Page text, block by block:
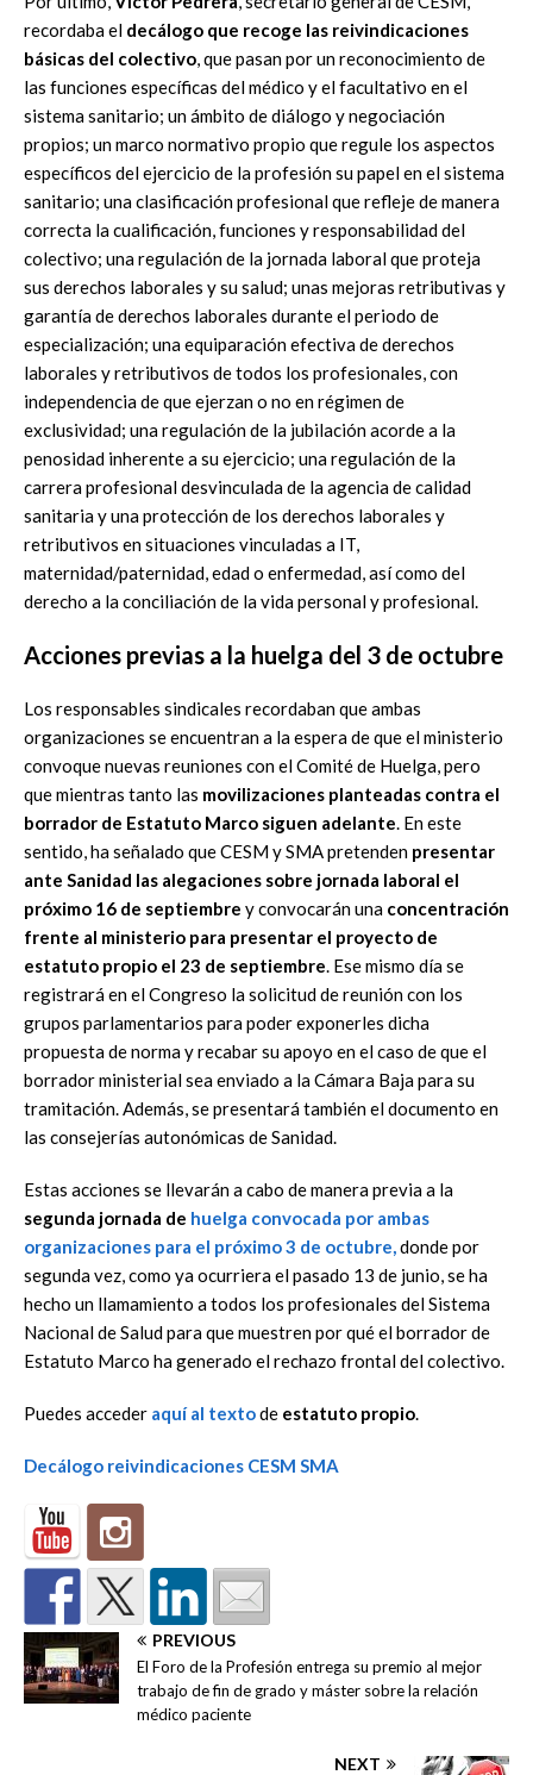
recordaba el decálogo que recoge las reivindicaciones
básicas del colectivo, que pasan por un reconocimiento de
las funciones específicas del médico y el facultativo en el
sistema sanitario; un ámbito de diálogo y negociación
propios; un marco normativo propio que regule los aspectos
específicos del ejercicio de la profesión su papel en el sistema
sanitario; una clasificación profesional que refleje de manera
correcta la cualificación, funciones y responsabilidad del
colectivo; una regulación de la jornada laboral que proteja
sus derechos laborales y su salud; unas mejoras retributivas y
garantía de derechos laborales durante el periodo de
especialización; una equiparación efectiva de derechos
laborales y retributivos de todos los profesionales, con
independencia de que ejerzan o no en régimen de
exclusividad; una regulación de la jubilación acorde a la
penosidad inherente a su ejercicio; una regulación de la
carrera profesional desvinculada de la agencia de calidad
sanitaria y una protección de los derechos laborales y
retributivos en situaciones vinculadas a IT,
maternidad/paternidad, edad o enfermedad, así como del
derecho a la conciliación de la vida personal y profesional.
Acciones previas a la huelga del 3 de octubre
Los responsables sindicales recordaban que ambas
organizaciones se encuentran a la espera de que el ministerio
convoque nuevas reuniones con el Comité de Huelga, pero
que mientras tanto las movilizaciones planteadas contra el
borrador de Estatuto Marco siguen adelante. En este
sentido, ha señalado que CESM y SMA pretenden presentar
ante Sanidad las alegaciones sobre jornada laboral el
próximo 16 de septiembre y convocarán una concentración
frente al ministerio para presentar el proyecto de
estatuto propio el 23 de septiembre. Ese mismo día se
registrará en el Congreso la solicitud de reunión con los
grupos parlamentarios para poder exponerles dicha
propuesta de norma y recabar su apoyo en el caso de que el
borrador ministerial sea enviado a la Cámara Baja para su
tramitación. Además, se presentará también el documento en
las consejerías autonómicas de Sanidad.
Estas acciones se llevarán a cabo de manera previa a la
segunda jornada de huelga convocada por ambas
organizaciones para el próximo 3 de octubre,donde por
segunda vez, como ya ocurriera el pasado 13 de junio, se ha
hecho un llamamiento a todos los profesionales del Sistema
Nacional de Salud para que muestren por qué el borrador de
Estatuto Marco ha generado el rechazo frontal del colectivo.
Puedes acceder aquí al textode estatuto propio.
Decálogo reivindicaciones CESM SMA
PREVIOUS
El Foro de la Profesión entrega su premio al mejor
trabajo de fin de grado y máster sobre la relación
médico paciente
NEXT